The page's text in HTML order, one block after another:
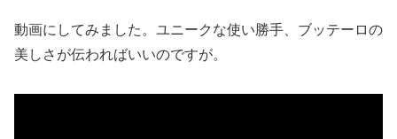
動画にしてみました。ユニークな使い勝手、ブッテーロの
美しさが伝わればいいのですが。